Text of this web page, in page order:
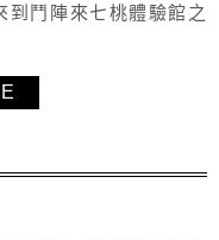
鬥陣來七桃體驗館之
桃體驗館玩過一遍之
識，原來VR和AR是很